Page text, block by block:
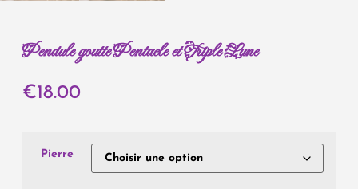
Pendule goutte Pentacle et Triple Lune
€18.00
Pierre